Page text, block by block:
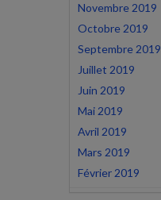
Novembre 2019
Octobre 2019
Septembre 2019
Juillet 2019
Juin 2019
Mai 2019
Avril 2019
Mars 2019
Février 2019